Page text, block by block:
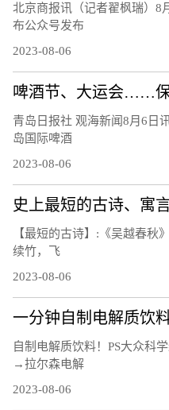
北京商报讯（记者翟枫瑞）8
布公众号发布
2023-08-06
青岛日报社 观海新闻8月6日
岛国际啤酒
2023-08-06
史上最短的古诗、寓
【最短的古诗】:《吴越春秋
续竹，飞
2023-08-06
一分钟自制电解质饮
自制电解质饮料！PS大众科
→拉尔森电解
2023-08-06